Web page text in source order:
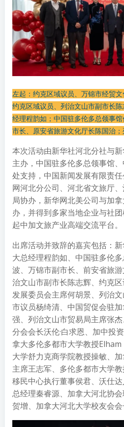
左起：约克区域议员、万锦市经贸
约克区域议员、列治文山市副市长
经理程韵如；中国驻多伦多总领事
市长、原安省旅游文化厅长陈国治
本次活动由新华社河北分社与
主办，中国驻多伦多总领事馆
处支持，中国新闻发展有限责
网河北分公司、河北省文旅厅
局协办，新华网北美公司与加
办，并得到多家当地企业与社
起中加文旅产业高端交流平台。
出席活动并致辞的嘉宾包括：
大总经理程韵如、中国驻多伦
波、万锦市副市长、前安省旅
治文山市副市长陈志辉、约克
发展委员会主席何胡景、列治
市议员杨绮清、中国贸促会驻
强、列治文山市贸易局主席张
分会会长沃伦·白求恩、加中投
拿大多伦多都市大学教授
大学舒力克商学院教授操敏、
主席王志军、多伦多都市大学
移民中心执行董事侯君、沃仕
总经理秦睿源、加拿大河北协
贺增、加拿大河北大学校友会会